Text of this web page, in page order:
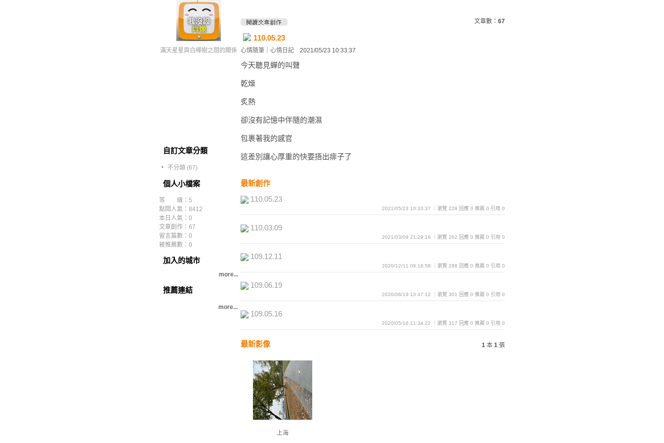
滿天星星與白樺樹之間的關係
自訂文章分類
‧ 不分類 (67)
個人小檔案
等 級：5
點閱人氣：8412
本日人氣：0
文章創作：67
留言篇數：0
被推薦數： 0
加入的城市
more...
推薦連結
more...
文章數： 67
110.05.23
心情隨筆 心情日記 2021/05/23 10:33:37
今天聽見蟬的叫聲
乾燥
炙熱
卻沒有記憶中伴隨的潮濕
包裹著我的感官
這差別讓心厚重的快要捂出痱子了
最新創作
110.05.23
2021/05/23 10:33:37 ｜瀏覽 228 回應 0 推薦 0 引用 0
110.03.09
2021/03/09 21:29:16 ｜瀏覽 262 回應 0 推薦 0 引用 0
109.12.11
2020/12/11 09:18:58 ｜瀏覽 288 回應 0 推薦 0 引用 0
109.06.19
2020/06/19 13:47:12 ｜瀏覽 301 回應 0 推薦 0 引用 0
109.05.16
2020/05/16 11:34:22 ｜瀏覽 317 回應 0 推薦 0 引用 0
最新影像 1 本 1 張
上海